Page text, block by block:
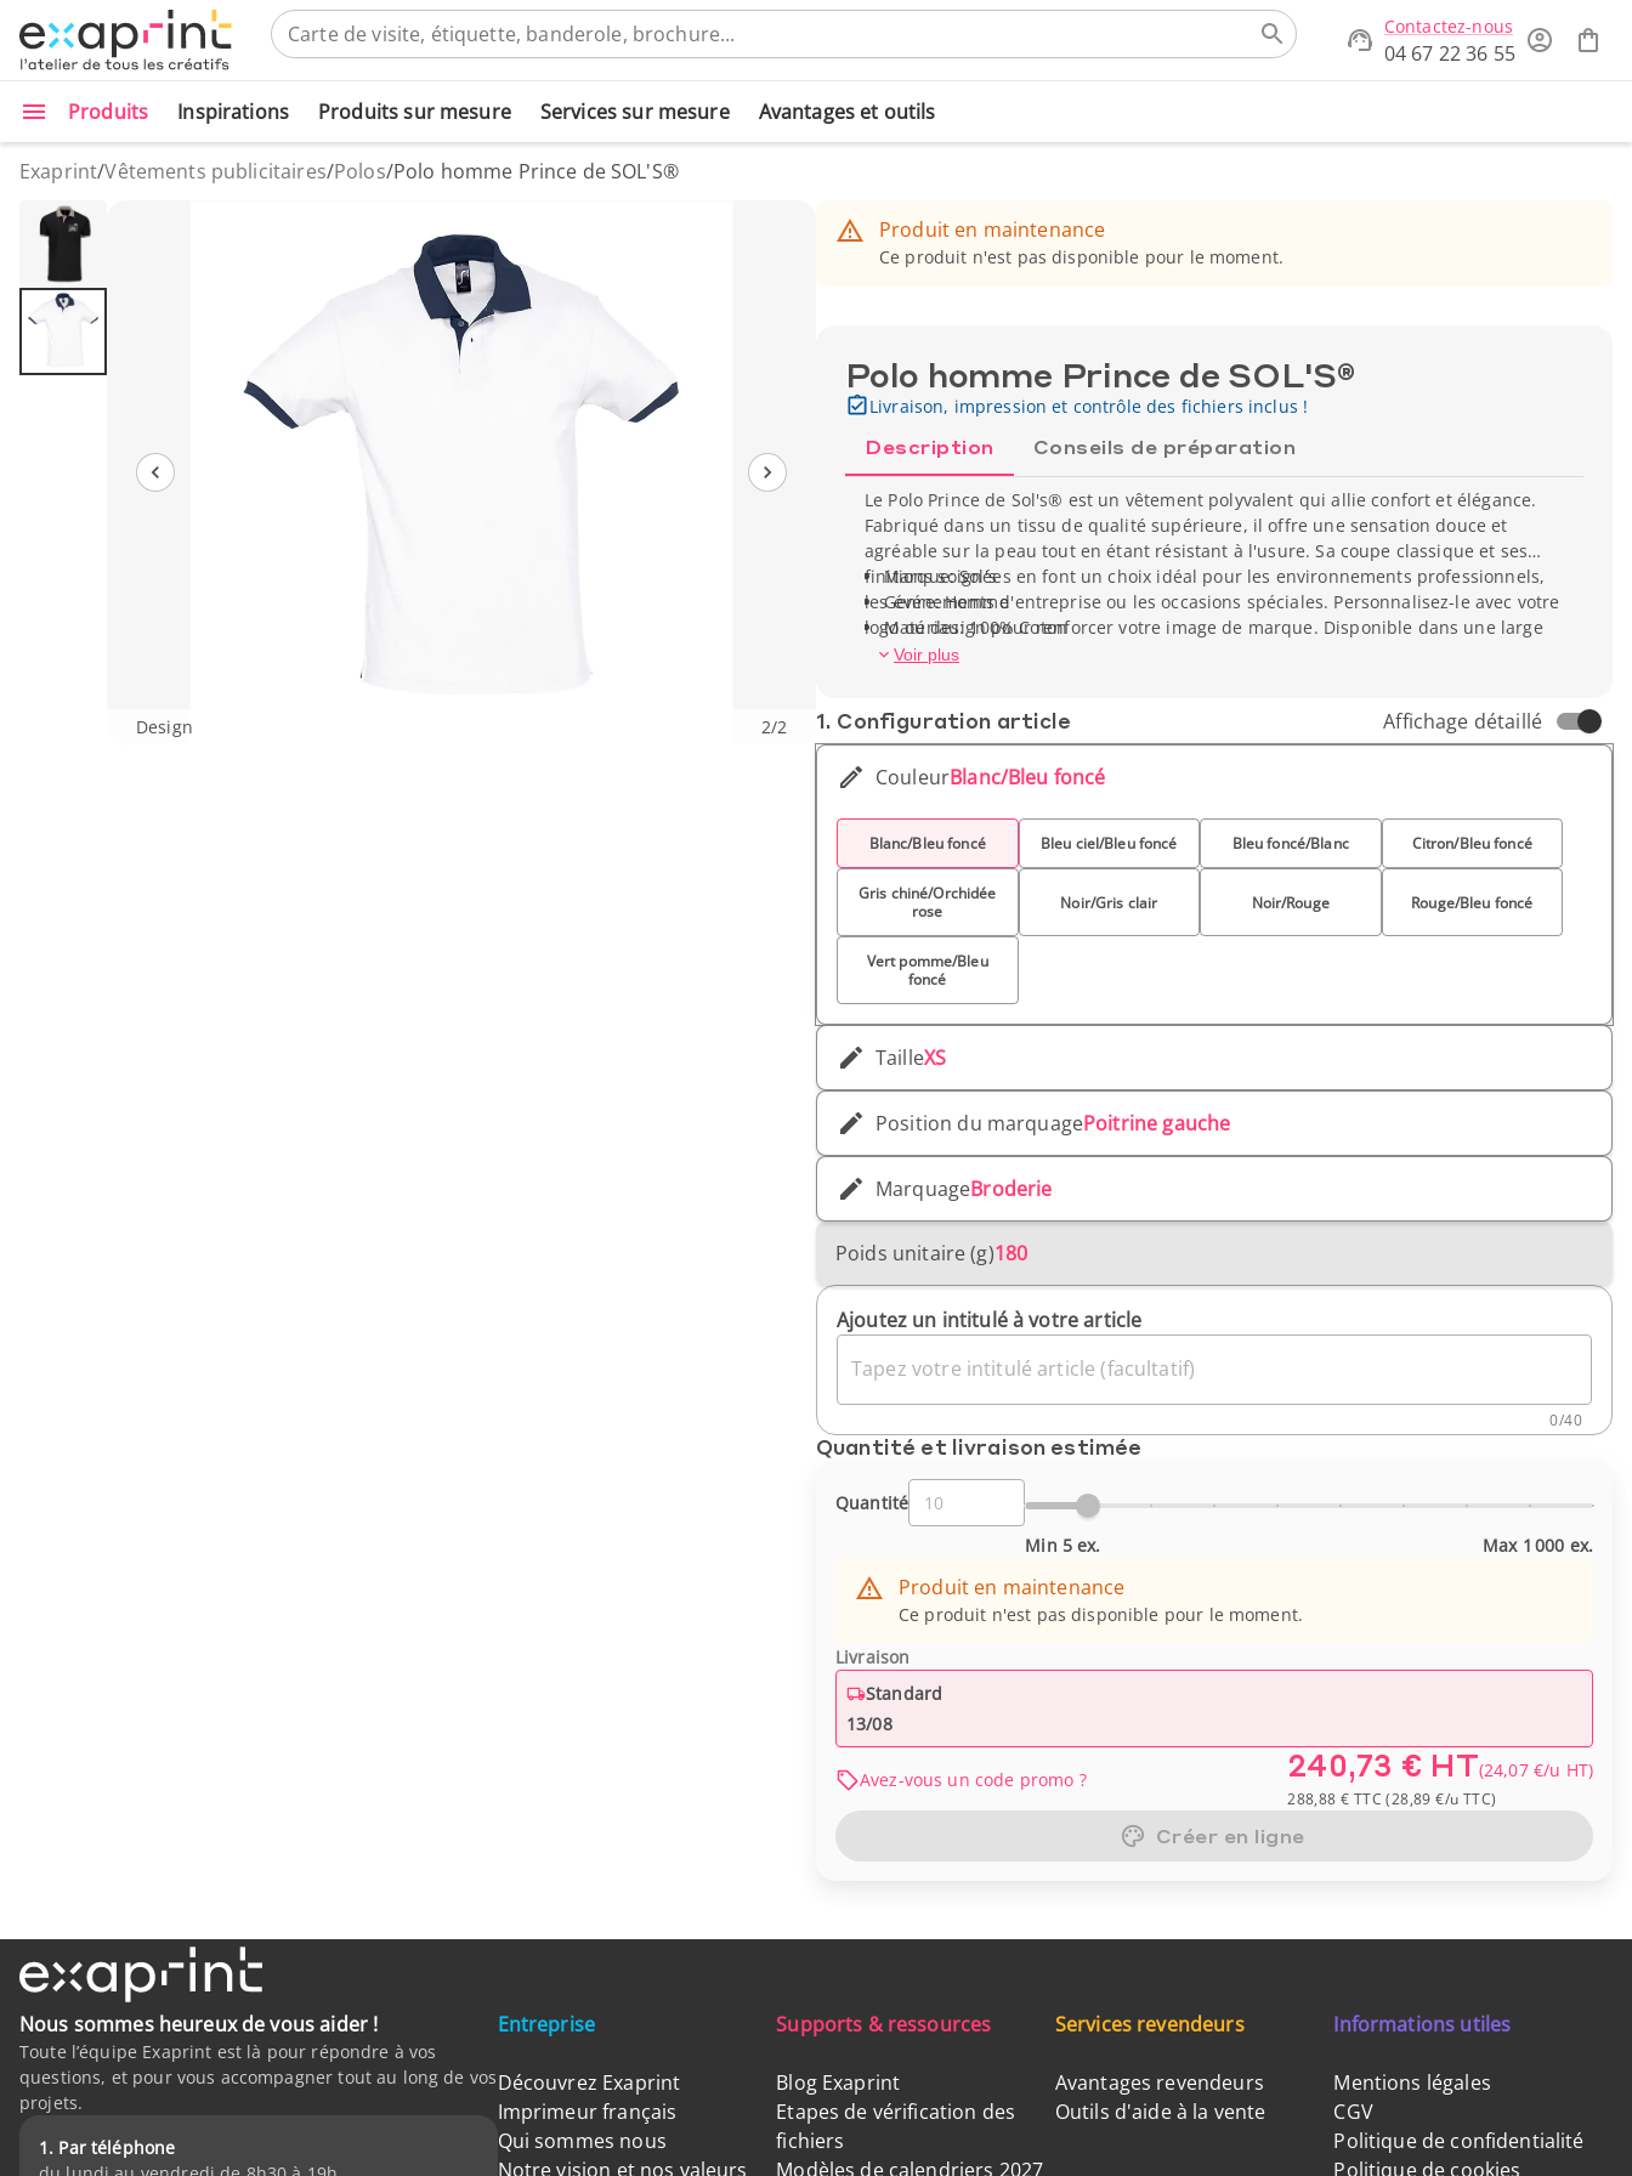
Contactez-nous
04 67 22 36 55
Produits Inspirations Produits sur mesure Services sur mesure Avantages et outils
Exaprint/Vêtements publicitaires/Polos/Polo homme Prince de SOL'S®
Design 2/2
Produit en maintenance
Ce produit n'est pas disponible pour le moment.
Polo homme Prince de SOL'S®
Livraison, impression et contrôle des fichiers inclus !
Description Conseils de préparation
Le Polo Prince de Sol's® est un vêtement polyvalent qui allie confort et élégance.
Fabriqué dans un tissu de qualité supérieure, il offre une sensation douce et
agréable sur la peau tout en étant résistant à l'usure. Sa coupe classique et ses
finitions soignées en font un choix idéal pour les environnements professionnels,
les événements d'entreprise ou les occasions spéciales. Personnalisez-le avec votre
logo ou design pour renforcer votre image de marque. Disponible dans une large
gamme de tailles et de couleurs. Un choix sûr pour un look soigné et professionnel.
Marque: Sol's
Genre: Homme
Matériau: 100% Coton
Type de manche: Manche courte
Voir plus
1. Conf­iguration article Affichage détaillé
CouleurBlanc/Bleu foncé
Blanc/Bleu foncé Bleu ciel/Bleu foncé Bleu foncé/Blanc Citron/Bleu foncé
Gris chiné/Orchidée
rose
Noir/Gris clair Noir/Rouge Rouge/Bleu foncé
Vert pomme/Bleu
foncé
TailleXS
Position du marquagePoitrine gauche
MarquageBroderie
Poids unitaire (g)180
Ajoutez un intitulé à votre article
Tapez votre intitulé article (facultatif)
0/40
Quantité et livraison estimée
Quantité
Min 5 ex.
Max 1 000 ex.
Produit en maintenance
Ce produit n'est pas disponible pour le moment.
Livraison
Standard
13/08
Avez-vous un code promo ? 240,73 € HT(24,07 €/u HT)
288,88 € TTC (28,89 €/u TTC)
Créer en ligne
Nous sommes heureux de vous aider !
Toute l’équipe Exaprint est là pour répondre à vos
questions, et pour vous accompagner tout au long de vos
projets.
1. Par téléphone
Entreprise
Découvrez Exaprint
Imprimeur français
Qui sommes nous
Notre vision et nos valeurs
Supports & ressources
Blog Exaprint
Etapes de vérification des
fichiers
Modèles de calendriers 2027
Services revendeurs
Avantages revendeurs
Outils d'aide à la vente
Informations utiles
Mentions légales
CGV
Politique de confidentialité
Politique de cookies